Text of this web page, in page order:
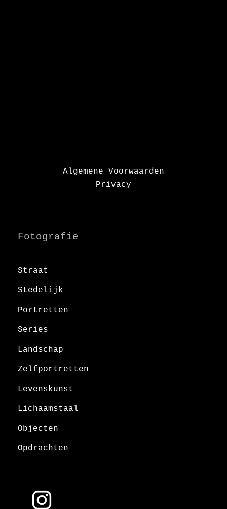
Algemene Voorwaarden
Privacy
Fotografie
Straat
Stedelijk
Portretten
Series
Landschap
Zelfportretten
Levenskunst
Lichaamstaal
Objecten
Opdrachten